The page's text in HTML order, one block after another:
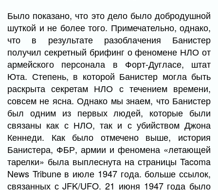
Было показано, что это дело было добродушной
шуткой и не более того. Примечательно, однако,
что в результате разоблачения Банистер
получил секретный брифинг о феномене НЛО от
армейского персонала в Форт-Дугласе, штат
Юта. Степень, в которой Банистер могла быть
раскрыта секретам НЛО с течением времени,
совсем не ясна. Однако мы знаем, что Банистер
был одним из первых людей, которые были
связаны как с НЛО, так и с убийством Джона
Кеннеди. Как было отмечено выше, история
Банистера, ФБР, армии и феномена «летающей
тарелки» была выплеснута на страницы Tacoma
News Tribune в июле 1947 года. больше ссылок,
связанных с JFK/UFO. 21 июня 1947 года было